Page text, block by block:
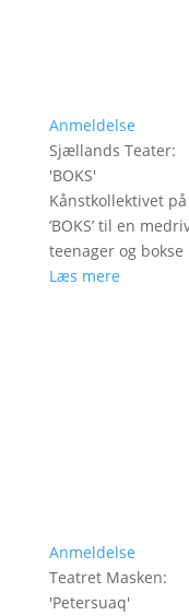
Anmeldelse
Sjællands Teater:
'BOKS'
Kånstkollektivet
’BOKS’ til en
teenager og
Læs mere
Anmeldelse
Teatret Masken:
'Petersuaq'